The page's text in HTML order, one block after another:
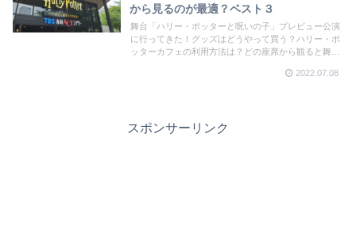
から見るのが最適？ベスト３
舞台「ハリー・ポッターと呪いの子」プレビュー公演
に行ってきた！グッズはどうやって買う？ハリー・ポ
ッターカフェの利用方法は？どの座席から観ると舞台
ら観劇する方はチェックしてからお出かけください！
2022.07.08
スポンサーリンク